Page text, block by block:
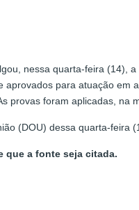
nessa quarta-feira (14),
para atuação
provas foram aplicadas, na
(DOU) dessa quarta-feira
que a fonte seja citada.